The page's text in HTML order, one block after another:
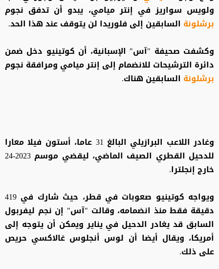
ولويس سواريز في إنتر ميامي، يبدو أن تدفق نجوم
برشلونة السابقين إلى فلوريدا لن يتوقف عند هذا الحد.
وكشفت صحيفة "آس" الإسبانية، أن كوتينيو دخل ضمن
دائرة الترشيحات للانضمام إلى إنتر ميامي ومرافقة نجوم
برشلونة السابقين هناك.
وغادر اللاعب البرازيلي البالغ 31 عاما، أستون فيلا معارا
للدحيل القطري الصيف الماضي، ليقضي موسم 2023-24
خارج إنجلترا.
ويواجه كوتينيو صعوبات في قطر، حيث شارك في 419
دقيقة فقط منذ انضمامه، وقالت "آس" إن نجم ليفربول
السابق قد يغادر الدحيل في يناير ويمكن أن يتوجه إلى
أمريكا، ويقال أيضا أن لوس أنجلوس غالاكسي حريص
على ذلك.